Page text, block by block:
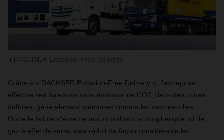
Grâce à « DACHSER Emission-Free Delivery », l’entreprise
effectue ses livraisons sans émission de CO2, dans des zones
définies, généralement piétonnes comme les centres-villes .
Outre le fait de n’émettre aucun polluant atmosphérique, ni de
gaz à effet de serre, cela réduit de façon considérable les